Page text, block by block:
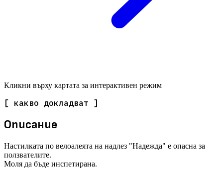
Кликни върху картата за интерактивен режим
[ какво докладват ]
Описание
Настилката по велоалеята на надлез "Надежда" е опасна за
ползвателите.
Моля да бъде инспетирана.